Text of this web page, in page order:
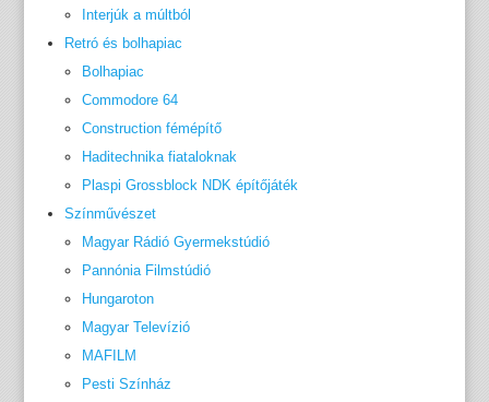
Interjúk a múltból
Retró és bolhapiac
Bolhapiac
Commodore 64
Construction fémépítő
Haditechnika fiataloknak
Plaspi Grossblock NDK építőjáték
Színművészet
Magyar Rádió Gyermekstúdió
Pannónia Filmstúdió
Hungaroton
Magyar Televízió
MAFILM
Pesti Színház